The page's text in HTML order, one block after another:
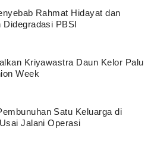
Rahmat Hidayat dan
PBSI
Kriyawastra Daun Kelor Palu
Week
Satu Keluarga di
Jalani Operasi